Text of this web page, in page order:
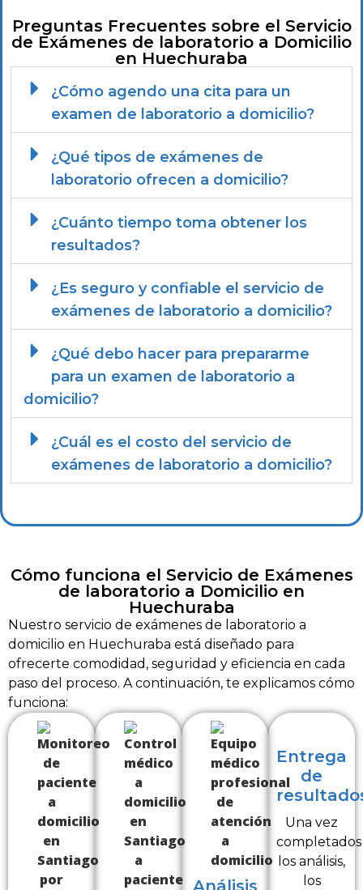
Preguntas Frecuentes sobre el Servicio
de Exámenes de laboratorio a Domicilio
en Huechuraba
¿Cómo agendo una cita para un
examen de laboratorio a domicilio?
¿Qué tipos de exámenes de
laboratorio ofrecen a domicilio?
¿Cuánto tiempo toma obtener los
resultados?
¿Es seguro y confiable el servicio de
exámenes de laboratorio a domicilio?
¿Qué debo hacer para prepararme
para un examen de laboratorio a
domicilio?
¿Cuál es el costo del servicio de
exámenes de laboratorio a domicilio?
Cómo funciona el Servicio de Exámenes
de laboratorio a Domicilio en
Huechuraba
Nuestro servicio de exámenes de laboratorio a
domicilio en Huechuraba está diseñado para
ofrecerte comodidad, seguridad y eficiencia en cada
paso del proceso. A continuación, te explicamos cómo
funciona:
Análisis
Entrega
de
Una vez
completados
los análisis,
los